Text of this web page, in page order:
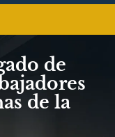
de
de la